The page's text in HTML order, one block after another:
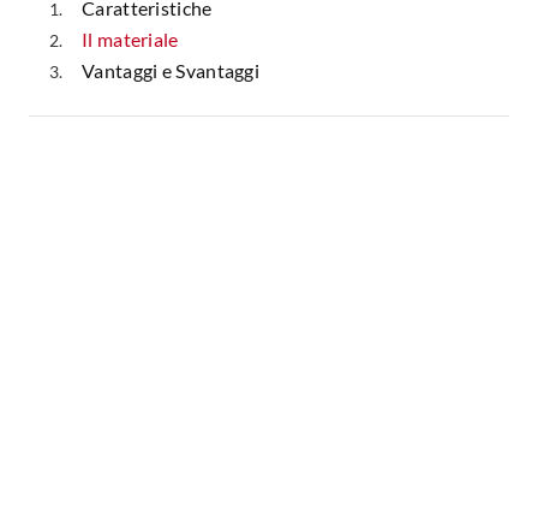
Caratteristiche
Il materiale
Vantaggi e Svantaggi